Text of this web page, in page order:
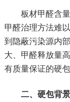
板材甲醛含
甲醛治理方法难
到隐蔽污染源内
大、甲醛释放量
有质量保证的硬包
二、硬包背